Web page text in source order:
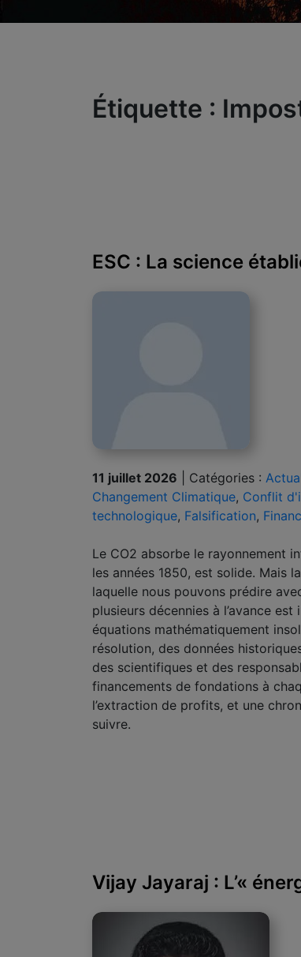
Étiquette :
ESC : La science
11 juillet 2026 Catégories :
Changement Climatique, Conflit
technologique, Falsification,
Le CO2 absorbe le rayonnement
les années 1850, est solide. Mais
laquelle nous pouvons prédire
plusieurs décennies à l’avance
équations mathématiquement
résolution, des données
des scientifiques et des
financements de fondations à
l’extraction de profits, et une
suivre.
Vijay Jayaraj : L’«